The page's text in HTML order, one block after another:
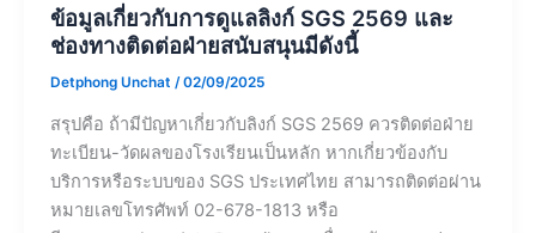
ข้อมูลเกี่ยวกับการดูแลลิงก์ SGS 2569 และ
ช่องทางติดต่อฝ่ายสนับสนุนมีดังนี้
Detphong Unchat /02/09/2025
สรุปคือ ถ้ามีปัญหาเกี่ยวกับลิงก์ SGS 2569 ควรติดต่อฝ่าย
ทะเบียน-วัดผลของโรงเรียนเป็นหลัก หากเกี่ยวข้องกับ
บริการหรือระบบของ SGS ประเทศไทย สามารถติดต่อผ่าน
หมายเลขโทรศัพท์ 02-678-1813 หรือ